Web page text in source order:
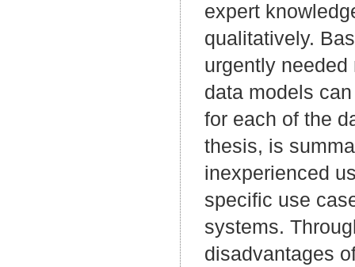
expert
qualitatively.
urgently
data models
for each of the
thesis, is
inexperienced
specific use
systems.
disadvantages